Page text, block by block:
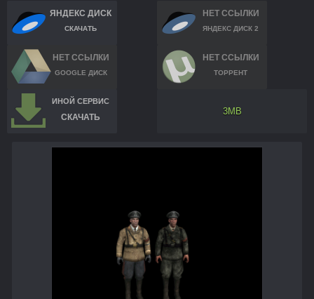
ЯНДЕКС ДИСК
СКАЧАТЬ
НЕТ ССЫЛКИ
ЯНДЕКС ДИСК 2
НЕТ ССЫЛКИ
GOOGLE ДИСК
НЕТ ССЫЛКИ
ТОРРЕНТ
ИНОЙ СЕРВИС
СКАЧАТЬ
3MB